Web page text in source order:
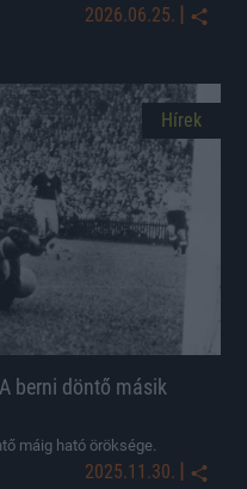
2026.06.25. |
Hírek
berni döntő másik
máig ható öröksége.
2025.11.30. |